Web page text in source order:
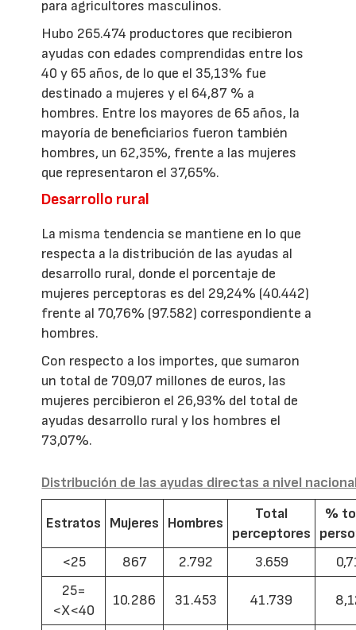
para agricultores masculinos.
Hubo 265.474 productores que recibieron
ayudas con edades comprendidas entre los
40 y 65 años, de lo que el 35,13% fue
destinado a mujeres y el 64,87 % a
hombres. Entre los mayores de 65 años, la
mayoría de beneficiarios fueron también
hombres, un 62,35%, frente a las mujeres
que representaron el 37,65%.
Desarrollo rural
La misma tendencia se mantiene en lo que
respecta a la distribución de las ayudas al
desarrollo rural, donde el porcentaje de
mujeres perceptoras es del 29,24% (40.442)
frente al 70,76% (97.582) correspondiente a
hombres.
Con respecto a los importes, que sumaron
un total de 709,07 millones de euros, las
mujeres percibieron el 26,93% del total de
ayudas desarrollo rural y los hombres el
73,07%.
Distribución de las ayudas directas a nivel
Estratos Mujeres Hombres
Total
perceptores
%
<25
867 2.792 3.659
25=
<X<40
10.286 31.453 41.739